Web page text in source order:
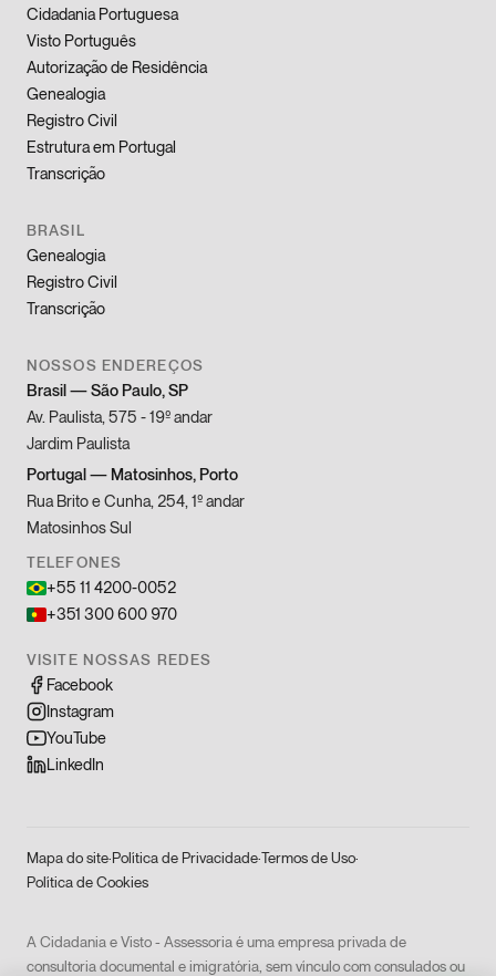
Cidadania Portuguesa
Visto Português
Autorização de Residência
Genealogia
Registro Civil
Estrutura em Portugal
Transcrição
BRASIL
Genealogia
Registro Civil
Transcrição
NOSSOS ENDEREÇOS
Brasil—São Paulo, SP
Av. Paulista, 575 - 19º andar
Jardim Paulista
Portugal— Matosinhos, Porto
Rua Brito e Cunha, 254, 1º andar
Matosinhos Sul
TELEFONES
+55 11 4200-0052
+351 300 600 970
VISITE NOSSAS REDES
Facebook
Instagram
YouTube
LinkedIn
Mapa do site·Política de Privacidade·Termos de Uso·
Política de Cookies
A Cidadania e Visto - Assessoria é uma empresa privada de
consultoria documental e imigratória, sem vínculo com consulados ou